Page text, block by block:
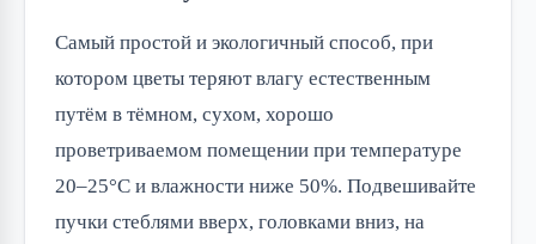
Самый простой и экологичный способ, при
котором цветы теряют влагу естественным
путём в тёмном, сухом, хорошо
проветриваемом помещении при температуре
20–25°C и влажности ниже 50%. Подвешивайте
пучки стеблями вверх, головками вниз, на